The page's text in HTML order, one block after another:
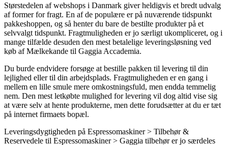
Størstedelen af webshops i Danmark giver heldigvis et bredt udvalg
af former for fragt. En af de populære er på nuværende tidspunkt
pakkeshoppen, og så henter du bare de bestilte produkter på et
selvvalgt tidspunkt. Fragtmuligheden er jo særligt ukompliceret, og i
mange tilfælde desuden den mest betalelige leveringsløsning ved
køb af Mælkekande til Gaggia Accademia.
Du burde endvidere forsøge at bestille pakken til levering til din
lejlighed eller til din arbejdsplads. Fragtmuligheden er en gang i
mellem en lille smule mere omkostningsfuld, men endda temmelig
nem. Den mest letkøbte mulighed for levering vil dog altid vise sig
at være selv at hente produkterne, men dette forudsætter at du er tæt
på internet firmaets bopæl.
Leveringsdygtigheden på Espressomaskiner > Tilbehør &
Reservedele til Espressomaskiner > Gaggia tilbehør er jo særdeles